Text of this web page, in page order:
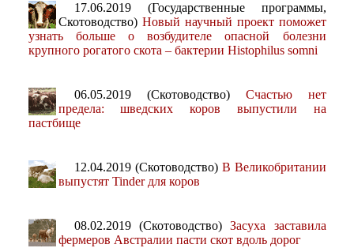
17.06.2019 (Государственные программы,
Скотоводство) Новый научный проект поможет
узнать больше о возбудителе опасной болезни
крупного рогатого скота – бактерии Histophilus somni
06.05.2019 (Скотоводство) Счастью нет
предела: шведских коров выпустили на
пастбище
12.04.2019 (Скотоводство) В Великобритании
выпустят Tinder для коров
08.02.2019 (Скотоводство)Засуха заставила
фермеров Австралии пасти скот вдоль дорог